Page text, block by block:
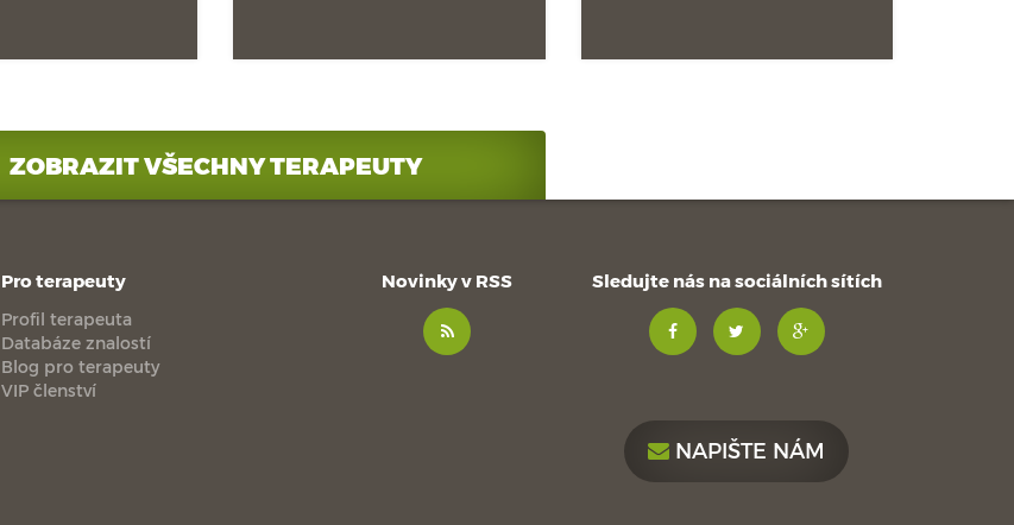
ZOBRAZIT VŠECHNY TERAPEUTY
Pro terapeuty
Profil terapeuta
Databáze znalostí
Blog pro terapeuty
VIP členství
Novinky v RSS Sledujte nás na sociálních sítích
NAPIŠTE NÁM